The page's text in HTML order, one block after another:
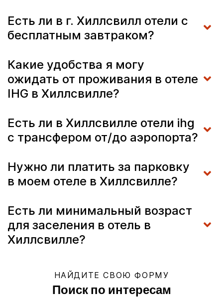
Есть ли в г. Хиллсвилл отели с
бесплатным завтраком?
Какие удобства я могу
ожидать от проживания в отеле
IHG в Хиллсвилле?
Есть ли в Хиллсвилле отели ihg
с трансфером от/до аэропорта?
Нужно ли платить за парковку
в моем отеле в Хиллсвилле?
Есть ли минимальный возраст
для заселения в отель в
Хиллсвилле?
НАЙДИТЕ СВОЮ ФОРМУ
Поиск по интересам